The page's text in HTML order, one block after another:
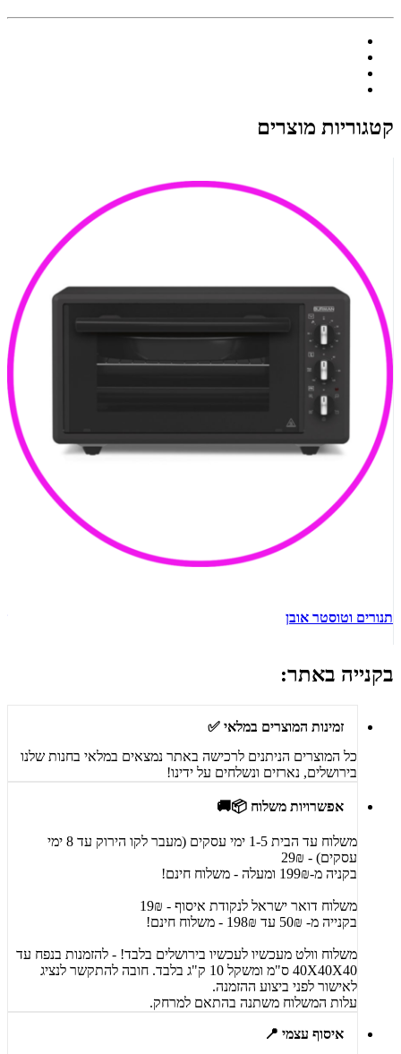
קטגוריות מוצרים
תנורים וטוסטר אובן
בקנייה באתר:
זמינות המוצרים במלאי ✅
כל המוצרים הניתנים לרכישה באתר נמצאים במלאי בחנות שלנו
בירושלים, נארזים ונשלחים על ידינו!
אפשרויות משלוח 📦🚚
משלוח עד הבית 1-5 ימי עסקים (מעבר לקו הירוק עד 8 ימי
עסקים) - 29₪
בקניה מ-199₪ ומעלה - משלוח חינם!
משלוח דואר ישראל לנקודת איסוף - 19₪
בקנייה מ- 50₪ עד 198₪ - משלוח חינם!
משלוח וולט מעכשיו לעכשיו בירושלים בלבד! - להזמנות בנפח עד
40X40X40 ס"מ ומשקל 10 ק"ג בלבד. חובה להתקשר לנציג
לאישור לפני ביצוע ההזמנה.
עלות המשלוח משתנה בהתאם למרחק.
איסוף עצמי 📍